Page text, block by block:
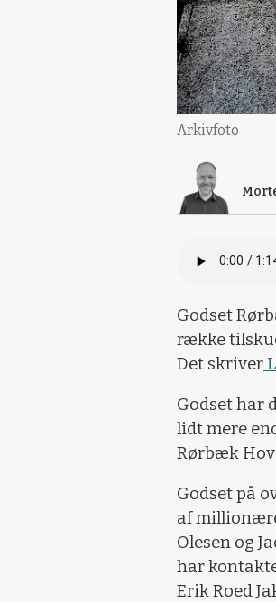
Arkivfoto
Godset
række
Det skriver
Godset har
lidt mere
Rørbæk
Godset på
af
Olesen og
har
Erik Roed